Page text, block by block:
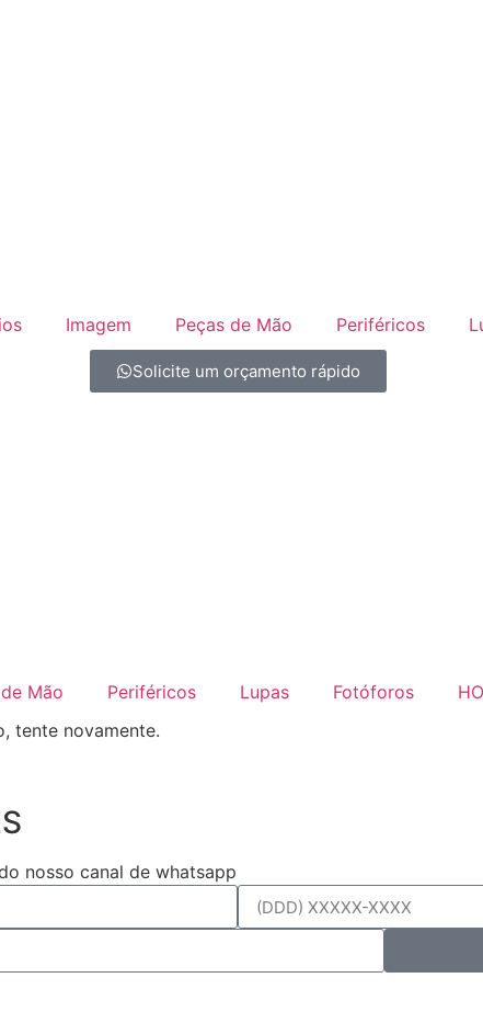
Imagem Peças de Mão Periféricos
Solicite um orçamento rápido
Mão Periféricos Lupas Fotóforos
tente novamente.
nosso canal de whatsapp